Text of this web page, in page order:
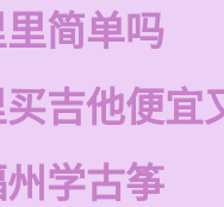
简单吗
吉他便宜
学古筝